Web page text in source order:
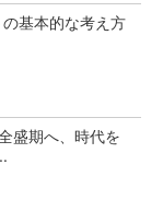
基本的な考え方
盛期へ、時代を